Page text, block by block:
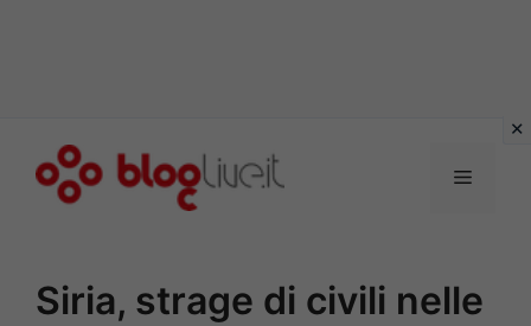
Menu
Siria, strage di civili nelle